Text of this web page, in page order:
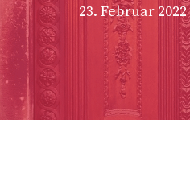
23. Februar 2022